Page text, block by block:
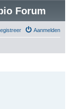
Forum
Aanmelden